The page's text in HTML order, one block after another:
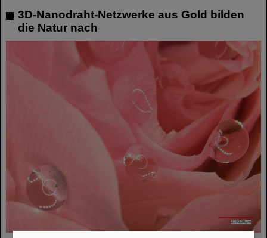
3D-Nanodraht-Netzwerke aus Gold bilden
die Natur nach